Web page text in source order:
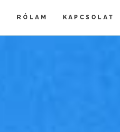
RÓLAM KAPCSOLAT